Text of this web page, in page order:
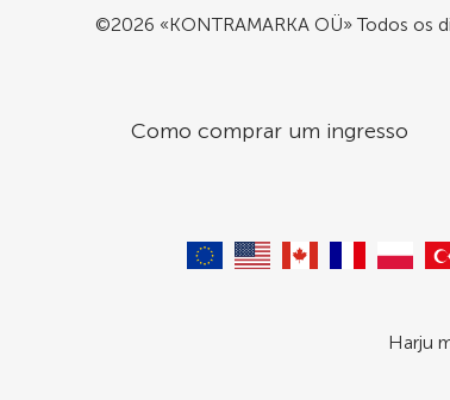
©2026 «KONTRAMARKA OÜ» Todos os
Como comprar um ingresso
Harju